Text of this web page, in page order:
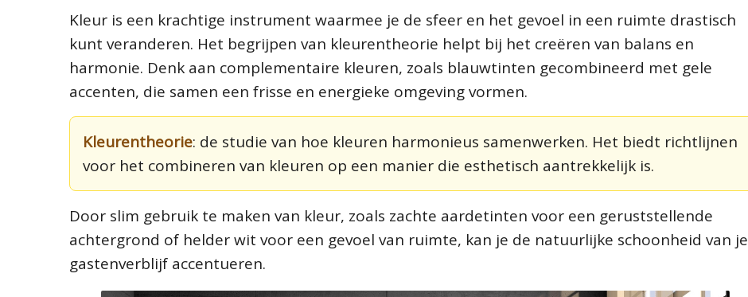
Kleur is een krachtige instrument waarmee je de sfeer en het gevoel in een ruimte drastisch
kunt veranderen. Het begrijpen van kleurentheorie helpt bij het creëren van balans en
harmonie. Denk aan complementaire kleuren, zoals blauwtinten gecombineerd met gele
accenten, die samen een frisse en energieke omgeving vormen.
Kleurentheorie: de studie van hoe kleuren harmonieus samenwerken. Het biedt richtlijnen
voor het combineren van kleuren op een manier die esthetisch aantrekkelijk is.
Door slim gebruik te maken van kleur, zoals zachte aardetinten voor een geruststellende
achtergrond of helder wit voor een gevoel van ruimte, kan je de natuurlijke schoonheid van je
gastenverblijf accentueren.